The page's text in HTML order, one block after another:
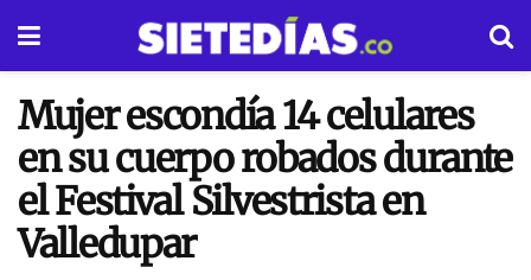
Mujer escondía 14 celulares
en su cuerpo robados durante
el Festival Silvestrista en
Valledupar